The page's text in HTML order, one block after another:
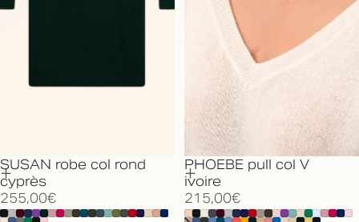
SUSAN robe col rond
cyprès
255,00€
PHOEBE pull col V
ivoire
215,00€